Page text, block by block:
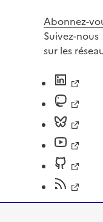
Abonnez-
Suivez-nous
sur les